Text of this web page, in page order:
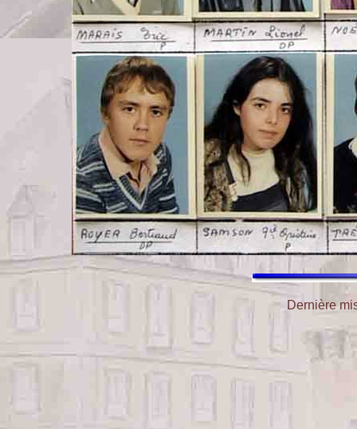
Dernière